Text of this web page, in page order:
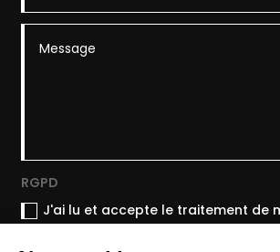
RGPD
J'ai lu et accepte le traitement de